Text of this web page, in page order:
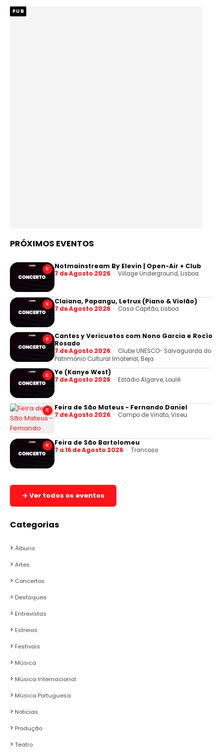
PUB
PRÓXIMOS EVENTOS
C Notmainstream By Elevin | Open-Air + Club
7 de Agosto 2026 Village Underground, Lisboa
C Claiana, Papangu, Letrux (Piano & Violão)
7 de Agosto 2026 Casa Capitão, Lisboa
C
Cantes y Vericuetos com Nono Garcia e Rocío
Rosado
7 de Agosto 2026
Clube UNESCO- Salvaguarda do
Património Cultural Imaterial, Beja
C Ye (Kanye West)
7 de Agosto 2026 Estádio Algarve, Loulé
C Feira de São Mateus - Fernando Daniel
7 de Agosto 2026 Campo de Viriato, Viseu
C Feira de São Bartolomeu
7 a 16 de Agosto 2026 Trancoso
→ Ver todos os eventos
Categorias
Álbuns
Artes
Concertos
Destaques
Entrevistas
Estreias
Festivais
Música
Música Internacional
Música Portuguesa
Noticias
Produção
Teatro